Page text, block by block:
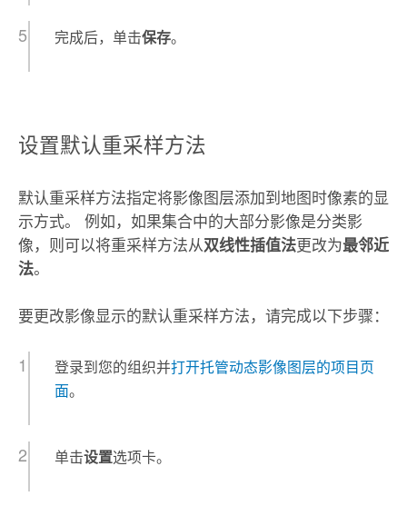
完成后，单击保存。
设置默认重采样方法
默认重采样方法指定将影像图层添加到地图时像素的显
示方式。 例如，如果集合中的大部分影像是分类影
像，则可以将重采样方法从双线性插值法更改为最邻近
法。
要更改影像显示的默认重采样方法，请完成以下步骤：
登录到您的组织并打开托管动态影像图层的项目页
面。
单击设置选项卡。